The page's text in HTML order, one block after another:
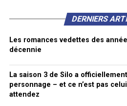
DERNIERS
Les romances vedettes des
décennie
La saison 3 de Silo a
personnage – et ce n’est pas
attendez